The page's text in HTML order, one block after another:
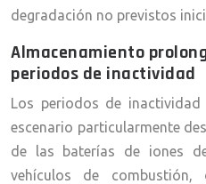
degradación no previstos
Almacenamiento
periodos de inactividad
Los periodos de inactividad
escenario particularmente
de las baterías de iones
vehículos de combustión,